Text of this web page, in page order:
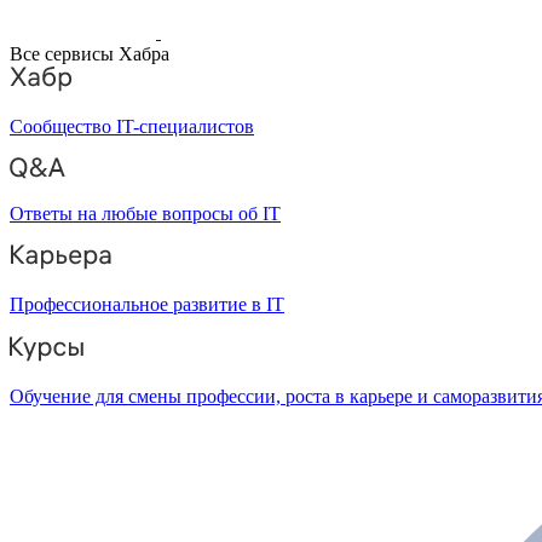
Все сервисы Хабра
Сообщество IT-специалистов
Ответы на любые вопросы об IT
Профессиональное развитие в IT
Обучение для смены профессии, роста в карьере и